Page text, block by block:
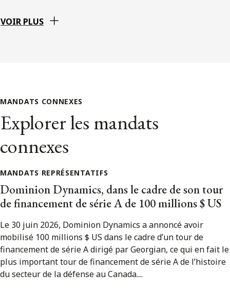
VOIR PLUS
MANDATS CONNEXES
Explorer les mandats
connexes
MANDATS REPRÉSENTATIFS
Dominion Dynamics, dans le cadre de son tour
de financement de série A de 100 millions $ US
Le 30 juin 2026, Dominion Dynamics a annoncé avoir
mobilisé 100 millions $ US dans le cadre d’un tour de
financement de série A dirigé par Georgian, ce qui en fait le
plus important tour de financement de série A de l’histoire
du secteur de la défense au Canada....